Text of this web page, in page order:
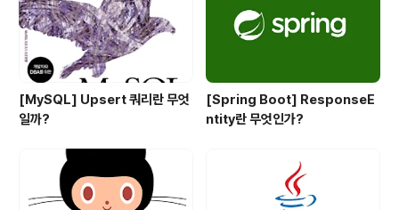
[MySQL] Upsert 쿼리란 무엇
일까?
[Spring Boot] ResponseE
ntity란 무엇인가?